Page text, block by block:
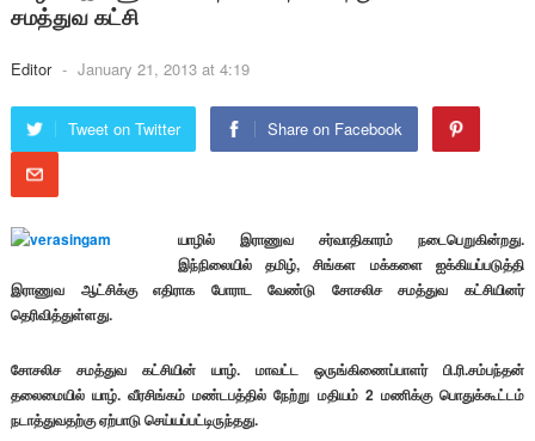
சமத்துவ கட்சி
Editor - January 21, 2013 at 4:19
Tweet on Twitter Share on Facebook
யாழில் இராணுவ சர்வாதிகாரம் நடைபெறுகின்றது.
இந்நிலையில் தமிழ், சிங்கள மக்களை ஐக்கியப்படுத்தி
இராணுவ ஆட்சிக்கு எதிராக போராட வேண்டு சோசலிச சமத்துவ கட்சியினர்
தெரிவித்துள்ளது.
சோசலிச சமத்துவ கட்சியின் யாழ். மாவட்ட ஒருங்கிணைப்பாளர் பி.ரி.சம்பந்தன்
தலைமையில் யாழ். வீரசிங்கம் மண்டபத்தில் நேற்று மதியம் 2 மணிக்கு பொதுக்கூட்டம்
நடாத்துவதற்கு ஏற்பாடு செய்யப்பட்டிருந்தது.